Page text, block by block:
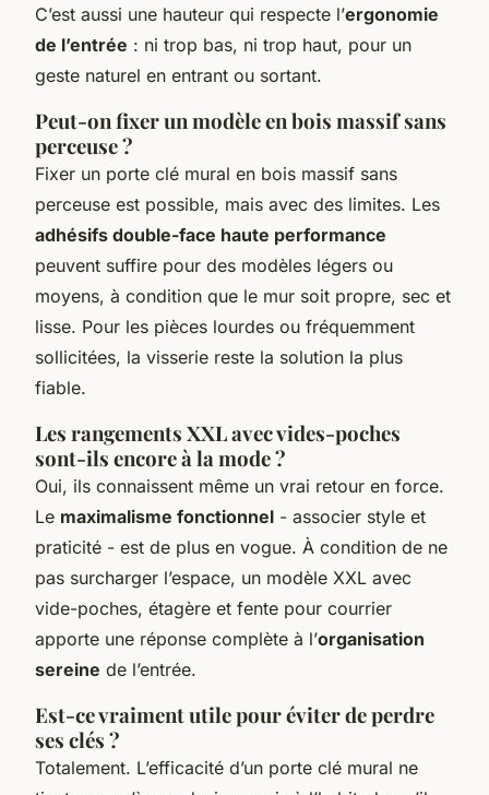
C’est aussi une hauteur qui respecte l’ergonomie
de l’entrée : ni trop bas, ni trop haut, pour un
geste naturel en entrant ou sortant.
Peut-on fixer un modèle en bois massif sans
perceuse ?
Fixer un porte clé mural en bois massif sans
perceuse est possible, mais avec des limites. Les
adhésifs double-face haute performance
peuvent suffire pour des modèles légers ou
moyens, à condition que le mur soit propre, sec et
lisse. Pour les pièces lourdes ou fréquemment
sollicitées, la visserie reste la solution la plus
fiable.
Les rangements XXL avec vides-poches
sont-ils encore à la mode ?
Oui, ils connaissent même un vrai retour en force.
Le maximalisme fonctionnel - associer style et
praticité - est de plus en vogue. À condition de ne
pas surcharger l’espace, un modèle XXL avec
vide-poches, étagère et fente pour courrier
apporte une réponse complète à l’organisation
sereine de l’entrée.
Est-ce vraiment utile pour éviter de perdre
ses clés ?
Totalement. L’efficacité d’un porte clé mural ne